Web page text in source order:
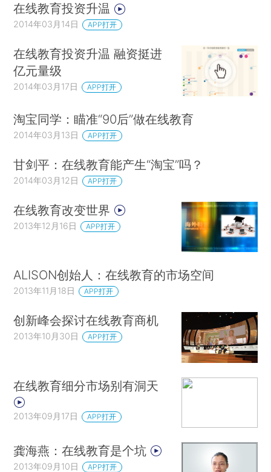
在线教育投资升温
2014年03月14日 APP打开
在线教育投资升温 融资挺进
亿元量级
2014年03月17日 APP打开
淘宝同学：瞄准“90后”做在线教育
2014年03月13日 APP打开
甘剑平：在线教育能产生“淘宝”吗？
2014年03月12日 APP打开
在线教育改变世界
2013年12月16日 APP打开
ALISON创始人：在线教育的市场空间
2013年11月18日 APP打开
创新峰会探讨在线教育商机
2013年10月30日 APP打开
在线教育细分市场别有洞天
2013年09月17日 APP打开
龚海燕：在线教育是个坑
2013年09月10日 APP打开